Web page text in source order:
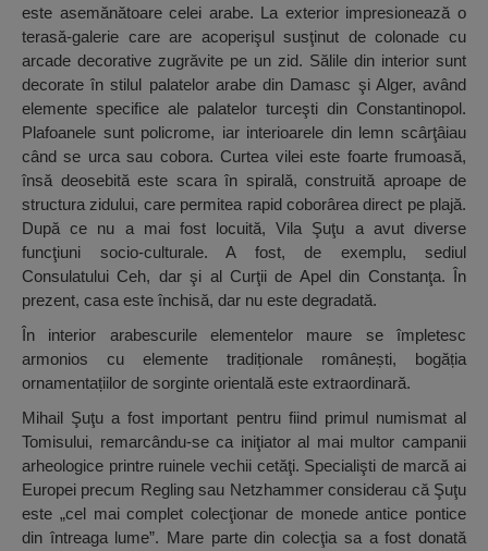
este asemănătoare celei arabe. La exterior impresionează o
terasă-galerie care are acoperişul susţinut de colonade cu
arcade decorative zugrăvite pe un zid. Sălile din interior sunt
decorate în stilul palatelor arabe din Damasc şi Alger, având
elemente specifice ale palatelor turceşti din Constantinopol.
Plafoanele sunt policrome, iar interioarele din lemn scârţâiau
când se urca sau cobora. Curtea vilei este foarte frumoasă,
însă deosebită este scara în spirală, construită aproape de
structura zidului, care permitea rapid coborârea direct pe plajă.
După ce nu a mai fost locuită, Vila Şuţu a avut diverse
funcţiuni socio-culturale. A fost, de exemplu, sediul
Consulatului Ceh, dar şi al Curţii de Apel din Constanţa. În
prezent, casa este închisă, dar nu este degradată.
În interior arabescurile elementelor maure se împletesc
armonios cu elemente tradiționale românești, bogăția
ornamentațiilor de sorginte orientală este extraordinară.
Mihail Şuţu a fost important pentru fiind primul numismat al
Tomisului, remarcându-se ca iniţiator al mai multor campanii
arheologice printre ruinele vechii cetăţi. Specialişti de marcă ai
Europei precum Regling sau Netzhammer considerau că Şuţu
este „cel mai complet colecţionar de monede antice pontice
din întreaga lume”. Mare parte din colecţia sa a fost donată